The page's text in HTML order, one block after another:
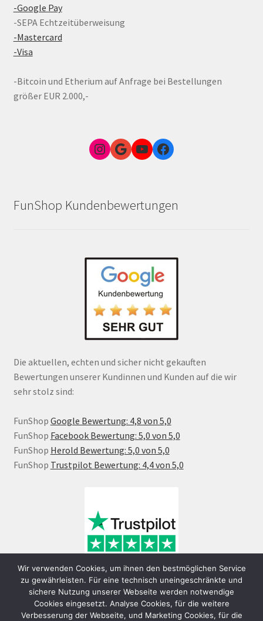
-Google Pay
-SEPA Echtzeitüberweisung
-Mastercard
-Visa
-Bitcoin und Etherium auf Anfrage bei Bestellungen
größer EUR 2.000,-
Instagram
Google Link zum FunShop WienYouTubeFacebook
FunShop Kundenbewertungen
Die aktuellen, echten und sicher nicht gekauften
Bewertungen unserer Kundinnen und Kunden auf die wir
sehr stolz sind:
FunShop Google Bewertung: 4,8 von 5,0
FunShop Facebook Bewertung: 5,0 von 5,0
FunShop Herold Bewertung: 5,0 von 5,0
FunShop Trustpilot Bewertung: 4,4 von 5,0
Wir verwenden Cookies, um ihnen den bestmöglichen Service
zu gewährleisten. Für eine technisch uneingeschränkte und
sichere Nutzung unserer Webseite werden notwendige
Cookies eingesetzt. Analyse Cookies, für die weitere
Verbesserung der Webseite, und Marketing Cookies, für die